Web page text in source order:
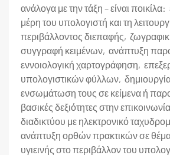
ανάλογα με την τάξη – είναι
μέρη του υπολογιστή και τη
περιβάλλοντος διεπαφής,
συγγραφή κειμένων, ανάπτυξη
εννοιολογική χαρτογράφηση,
υπολογιστικών φύλλων, δημιουργία
ενσωμάτωση τους σε κείμενα ή
βασικές δεξιότητες στην
διαδικτύου με ηλεκτρονικό
ανάπτυξη ορθών πρακτικών σε
υγιεινής στο περιβάλλον του